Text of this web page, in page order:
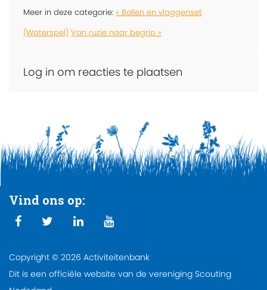
Meer in deze categorie: « Bollen en vlaggenset
(Waterspel) Van ruzie naar begrip »
Log in om reacties te plaatsen
Vind ons op:
Copyright © 2026 Activiteitenbank
Dit is een officiële website van de vereniging Scouting